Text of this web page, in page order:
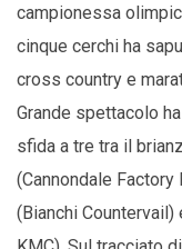
campionessa
cinque cerchi ha
cross country e
Grande spettacolo
sfida a tre tra il
(Cannondale
(Bianchi